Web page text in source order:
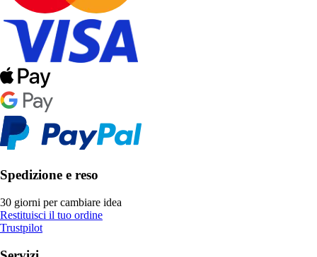
Spedizione e reso
30 giorni per cambiare idea
Restituisci il tuo ordine
Trustpilot